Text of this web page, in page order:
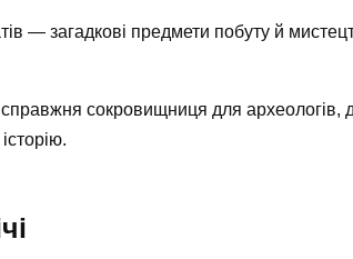
— загадкові предмети побуту й
сокровищниця для археологів,